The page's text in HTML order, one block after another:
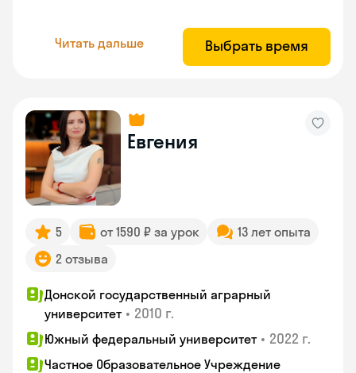
Читать дальше Выбрать время
Евгения
5 от 1590 ₽ за урок
13 лет опыта
2 отзыва
Донской государственный аграрный
университет • 2010 г.
Южный федеральный университет • 2022 г.
Частное Образовательное Учреждение